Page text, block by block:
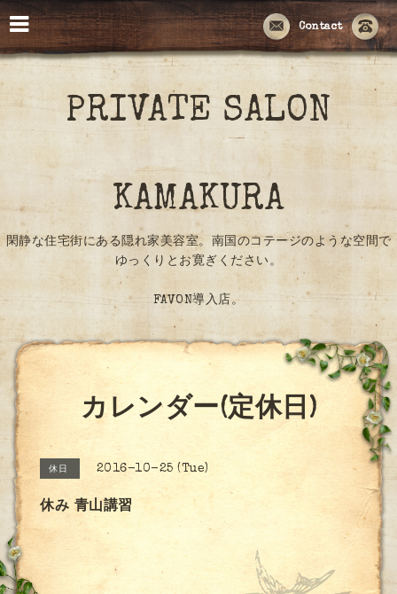
Contact
PRIVATE SALON
KAMAKURA
閑静な住宅街にある隠れ家美容室。南国のコテージのような空間で
ゆっくりとお寛ぎください。
FAVON導入店。
カレンダー(定休日)
休日 2016-10-25 (Tue)
休み 青山講習